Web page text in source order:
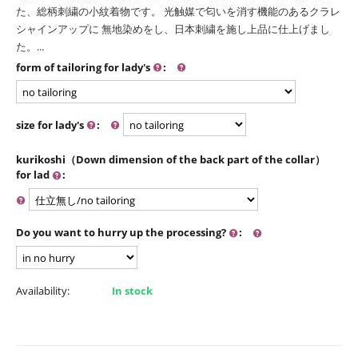
た、総柄刺繍の小紋着物です。 光触媒で匂いを消す機能のあるクラレ
シャインアップに 無地染めをし、日本刺繍を施し上品に仕上げまし
た。...
form of tailoring for lady's
:
size for lady's :
kurikoshi（Down dimension of the back part of the collar）
for lad
:
Do you want to hurry up the processing? :
Availability: In stock